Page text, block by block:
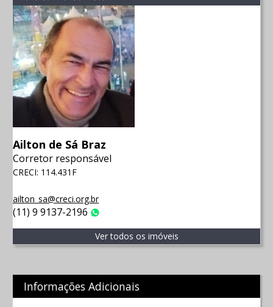
Ailton de Sá Braz
Corretor responsável
CRECI: 114.431F
ailton_sa@creci.org.br
(11) 9 9137-2196
Ver todos os imóveis
Informações Adicionais